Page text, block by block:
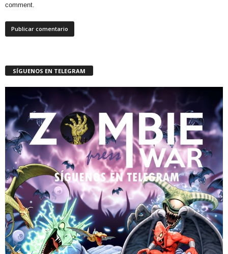
comment.
SÍGUENOS EN TELEGRAM